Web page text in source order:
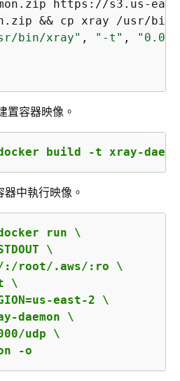
https://s3.us-east-
&& cp xray /usr/
bin/xray" , "-t" ,
置容器映像。
build -t xray-
器中執行映像。
run \
\
root/.aws/:ro \
\
east-2 \
daemon \
udp \
-o